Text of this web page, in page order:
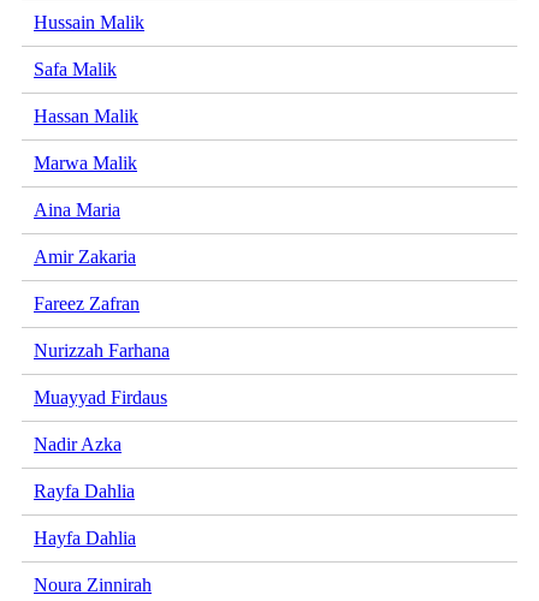
Hussain Malik
Safa Malik
Hassan Malik
Marwa Malik
Aina Maria
Amir Zakaria
Fareez Zafran
Nurizzah Farhana
Muayyad Firdaus
Nadir Azka
Rayfa Dahlia
Hayfa Dahlia
Noura Zinnirah